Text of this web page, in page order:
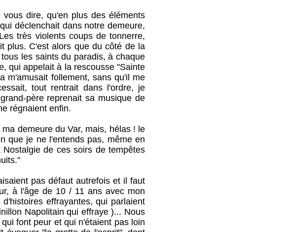
dire, qu'en plus des éléments
déclenchait dans notre demeure,
très violents coups de tonnerre,
plus. C'est alors que du côté de la
les saints du paradis, à chaque
qui appelait à la rescousse "Sainte
m'amusait follement, sans qu'il me
tout rentrait dans l'ordre, je
père reprenait sa musique de
régnaient enfin.
demeure du Var, mais, hélas ! le
que je ne l'entends pas, même en
de ces soirs de tempêtes
pas défaut autrefois et il faut
à l'âge de 10 / 11 ans avec mon
effrayantes, qui parlaient
Napolitain qui effraye )... Nous
font peur et qui n'étaient pas loin